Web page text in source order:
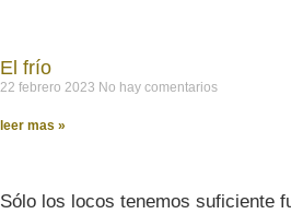
El frío
22 febrero 2023 No hay comentarios
leer mas »
Sólo los locos tenemos suficiente